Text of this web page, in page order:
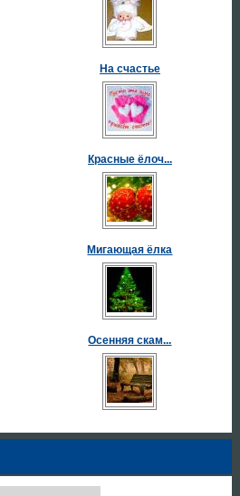
На счастье
Красные ёлоч...
Мигающая ёлка
Осенняя скам...